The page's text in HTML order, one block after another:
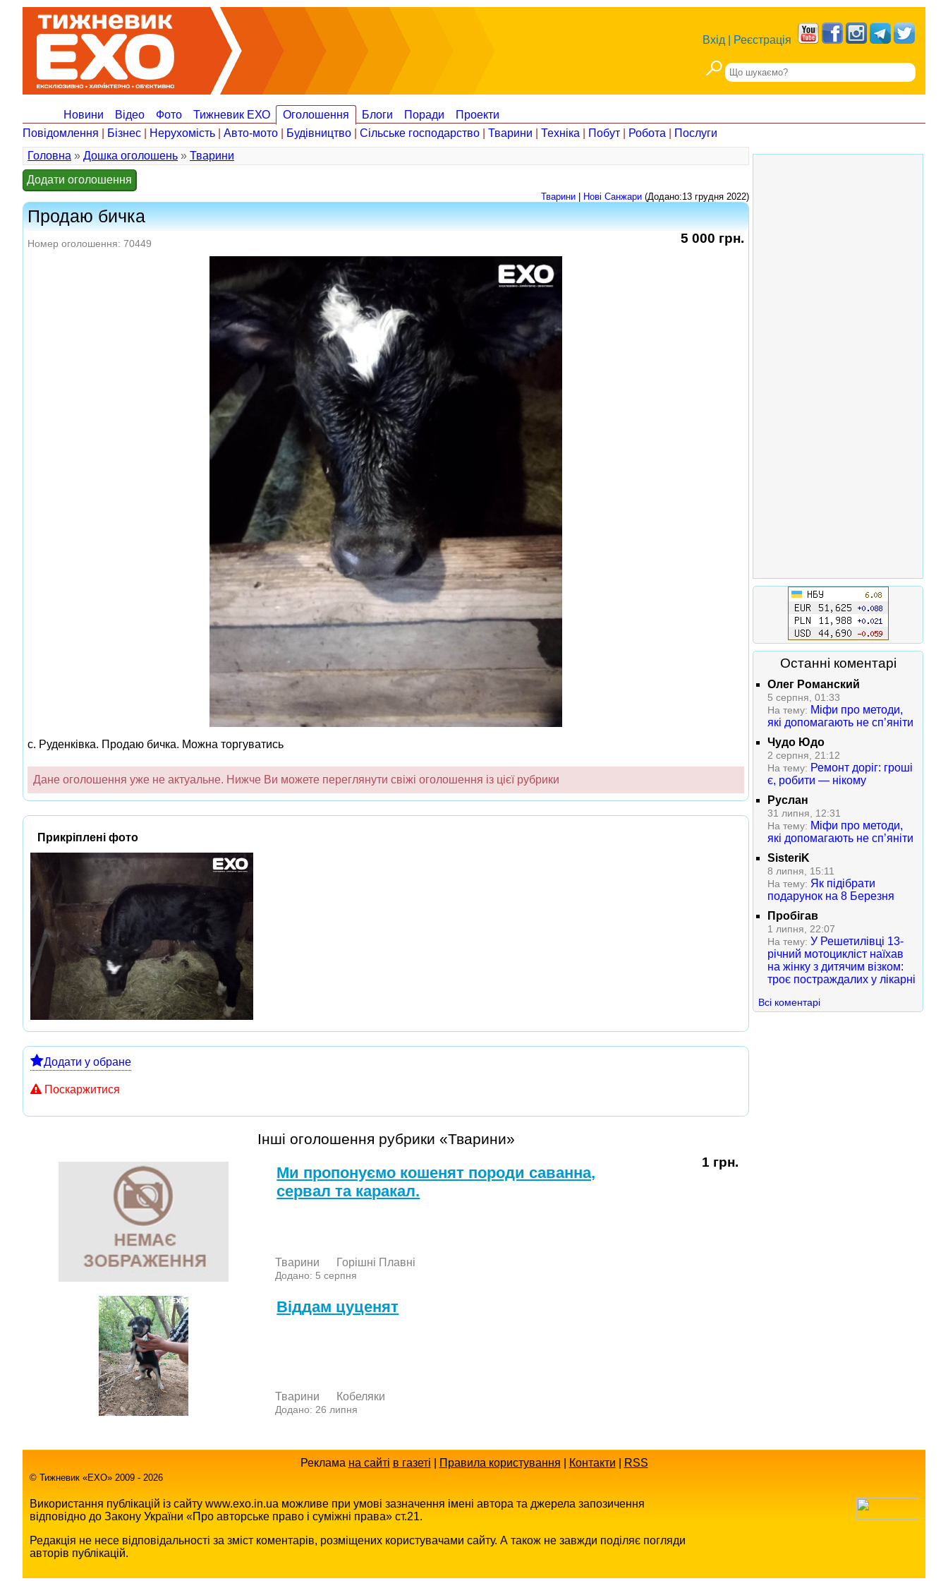
Вхід Реєстрація
Новини Відео Фото Тижневик ЕХО Оголошення Блоги Поради
Проекти
Повідомлення
Бізнес Нерухомість Авто-мото Будівництво Сільське господарство Тварини Техніка Побут Робота
Послуги
Головна » Дошка оголошень » Тварини
Додати оголошення
Тварини Нові Cанжари (Додано:13 грудня 2022)
Продаю бичка
5 000 грн.
Номер оголошення: 70449
с. Руденківка. Продаю бичка. Можна торгуватись
Дане оголошення уже не актуальне. Нижче Ви можете переглянути свіжі оголошення із цієї рубрики
Прикріплені фото
Додати у обране
Поскаржитися
Інші оголошення рубрики «Тварини»
Ми пропонуємо кошенят породи саванна,
сервал та каракал.
Тварини Горішні Плавні
Додано: 5 серпня
1 грн.
Віддам цуценят
Тварини Кобеляки
Додано: 26 липня
Останні коментарі
Олег Романский
5 серпня, 01:33
На тему: Міфи про методи,
які допомагають не сп’яніти
Чудо Юдо
2 серпня, 21:12
На тему: Ремонт доріг: гроші
є, робити — нікому
Руслан
31 липня, 12:31
На тему: Міфи про методи,
які допомагають не сп’яніти
SisteriK
8 липня, 15:11
На тему: Як підібрати
подарунок на 8 Березня
Пробігав
1 липня, 22:07
На тему: У Решетилівці 13-
річний мотоцикліст наїхав
на жінку з дитячим візком:
троє постраждалих у лікарні
Всі коментарі
Реклама на сайті в газеті Правила користування Контакти RSS
© Тижневик «EХO» 2009 - 2026
Використання публікацій із сайту www.exo.in.ua можливе при умові зазначення імені автора та джерела запозичення
відповідно до Закону України «Про авторське право і суміжні права» ст.21.
Редакція не несе відповідальності за зміст коментарів, розміщених користувачами сайту. А також не завжди поділяє погляди
авторів публікацій.